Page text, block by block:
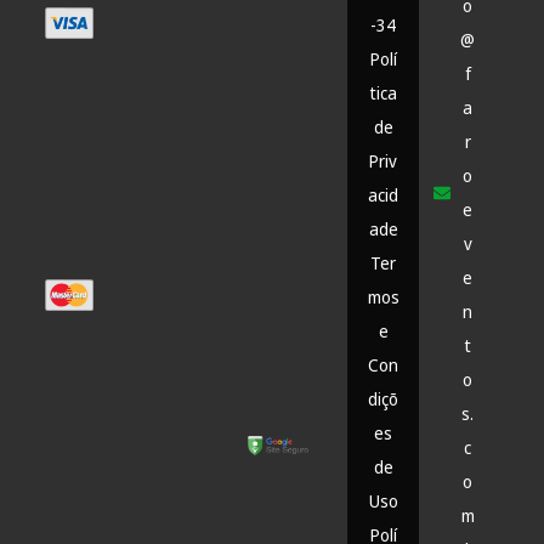
-34
Polí
tica
de
Priv
acid
ade
Ter
mos
e
Con
diçõ
es
de
Uso
Polí
o
@
f
a
r
o
e
v
e
n
t
o
s.
c
o
m